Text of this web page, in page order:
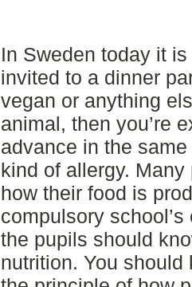
In Sweden today it
invited to a dinner
vegan or anything
animal, then you’re
advance in the
kind of allergy.
how their food is
compulsory
the pupils should
nutrition. You